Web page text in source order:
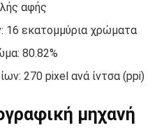
αφής
εκατομμύρια χρώματα
80.82%
270 pixel ανά ίντσα (ppi)
μηχανή